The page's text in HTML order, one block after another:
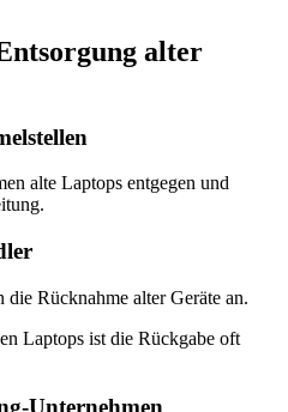
alter
alte Laptops entgegen und
Rücknahme alter Geräte an.
Laptops ist die Rückgabe oft
Unternehmen